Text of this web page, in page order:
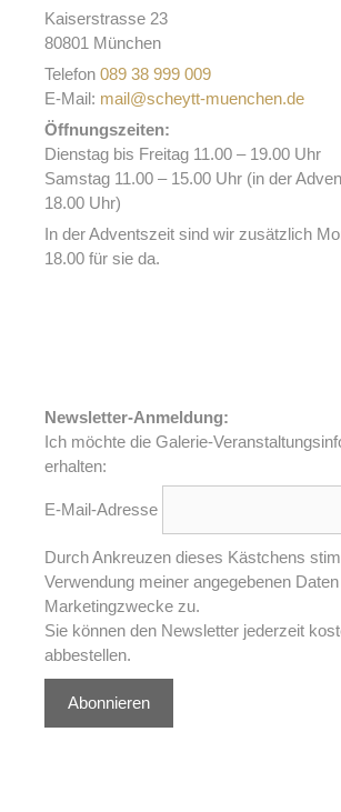
Kaiserstrasse 23
80801 München
Telefon 089 38 999 009
E-Mail: mail@scheytt-muenchen.de
Öffnungszeiten:
Dienstag bis Freitag 11.00 – 19.00 Uhr
Samstag 11.00 – 15.00 Uhr (in der
18.00 Uhr)
In der Adventszeit sind wir zusätzlich
18.00 für sie da.
Newsletter-Anmeldung:
Ich möchte die Galerie-
erhalten:
E-Mail-Adresse
Durch Ankreuzen dieses Kästchens
Verwendung meiner angegebenen
Marketingzwecke zu.
Sie können den Newsletter jederzeit
abbestellen.
Abonnieren